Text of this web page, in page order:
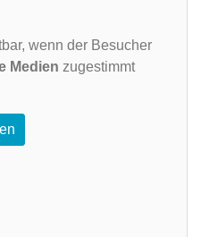
wenn der Besucher
Medien zugestimmt